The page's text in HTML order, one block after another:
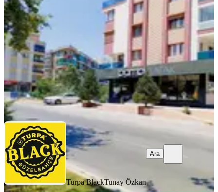
Karşıyaka, Dedebaşı Mahallesi
4. Kat 07.08.2026
34.000 ₺
Turpa BlackTunay Özkan
Ara
Turpa BlackTunay Özkan
Ara